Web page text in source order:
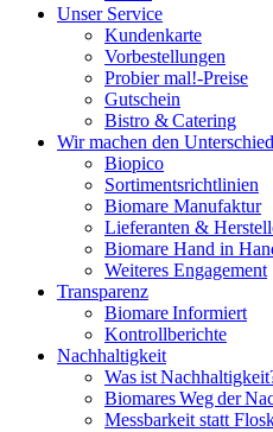
Unser Service
Kundenkarte
Vorbestellungen
Probier mal!-Preise
Gutschein
Bistro & Catering
Wir machen den Unterschied
Biopico
Sortimentsrichtlinien
Biomare Manufaktur
Lieferanten &
Biomare Hand in
Weiteres Engagement
Transparenz
Biomare Informiert
Kontrollberichte
Nachhaltigkeit
Was ist
Biomares Weg der
Messbarkeit statt